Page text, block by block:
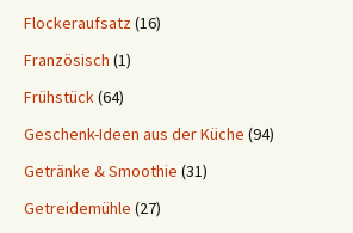
Flockeraufsatz(16)
Französisch (1)
Frühstück(64)
Geschenk-Ideen aus der Küche (94)
Getränke & Smoothie (31)
Getreidemühle (27)